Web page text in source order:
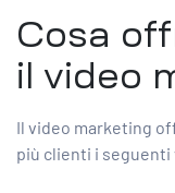
Cosa
il video
Il video marketing
più clienti i seguenti